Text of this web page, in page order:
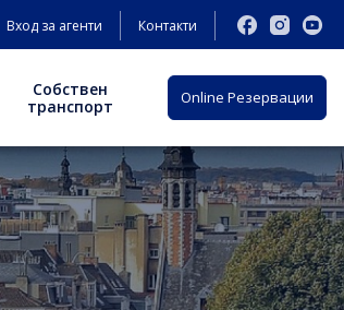
Вход за агенти Контакти
Собствен
транспорт
Оnline Резервации